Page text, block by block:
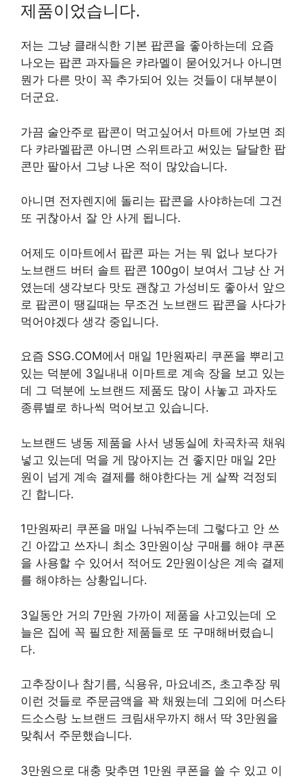
제품이었습니다.
저는 그냥 클래식한 기본 팝콘을 좋아하는데 요즘
나오는 팝콘 과자들은 캬라멜이 묻어있거나 아니면
뭔가 다른 맛이 꼭 추가되어 있는 것들이 대부분이
더군요.
가끔 술안주로 팝콘이 먹고싶어서 마트에 가보면 죄
다 캬라멜팝콘 아니면 스위트라고 써있는 달달한 팝
콘만 팔아서 그냥 나온 적이 많았습니다.
아니면 전자렌지에 돌리는 팝콘을 사야하는데 그건
또 귀찮아서 잘 안 사게 됩니다.
어제도 이마트에서 팝콘 파는 거는 뭐 없나 보다가
노브랜드 버터 솔트 팝콘 100g이 보여서 그냥 산 거
였는데 생각보다 맛도 괜찮고 가성비도 좋아서 앞으
로 팝콘이 땡길때는 무조건 노브랜드 팝콘을 사다가
먹어야겠다 생각 중입니다.
요즘 SSG.COM에서 매일 1만원짜리 쿠폰을 뿌리고
있는 덕분에 3일내내 이마트로 계속 장을 보고 있는
데 그 덕분에 노브랜드 제품도 많이 사놓고 과자도
종류별로 하나씩 먹어보고 있습니다.
노브랜드 냉동 제품을 사서 냉동실에 차곡차곡 채워
넣고 있는데 먹을 게 많아지는 건 좋지만 매일 2만
원이 넘게 계속 결제를 해야한다는 게 살짝 걱정되
긴 합니다.
1만원짜리 쿠폰을 매일 나눠주는데 그렇다고 안 쓰
긴 아깝고 쓰자니 최소 3만원이상 구매를 해야 쿠폰
을 사용할 수 있어서 적어도 2만원이상은 계속 결제
를 해야하는 상황입니다.
3일동안 거의 7만원 가까이 제품을 사고있는데 오
늘은 집에 꼭 필요한 제품들로 또 구매해버렸습니
다.
고추장이나 참기름, 식용유, 마요네즈, 초고추장 뭐
이런 것들로 주문금액을 꽉 채웠는데 그외에 머스타
드소스랑 노브랜드 크림새우까지 해서 딱 3만원을
맞춰서 주문했습니다.
3만원으로 대충 맞추면 1만원 쿠폰을 쓸 수 있고 이